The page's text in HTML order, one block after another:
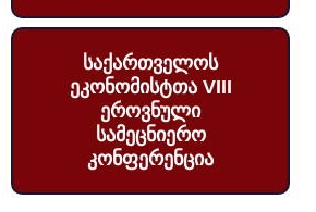
საქართველოს
ეკონომისტთა VIII
ეროვნული
სამეცნიერო
კონფერენცია